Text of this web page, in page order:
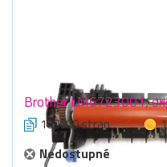
Brother LM6723001,
100000 stran
Nedostupné